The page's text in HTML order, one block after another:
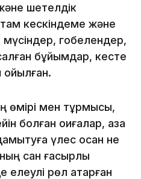
шетелдік
кескіндеме және
гобелендер,
бұйымдар, кесте
өмірі мен тұрмысы,
болған оқиғалар, қазақ
үлес қосқан не
сан ғасырлық
елеулі рөл атқарған